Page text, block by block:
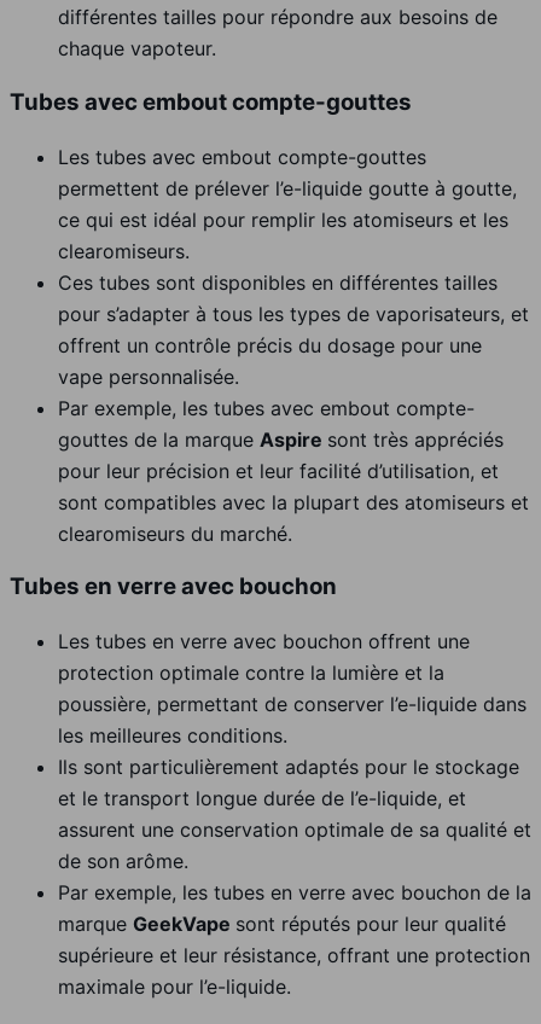
différentes tailles pour répondre aux besoins de
chaque vapoteur.
Tubes avec embout compte-gouttes
Les tubes avec embout compte-gouttes
permettent de prélever l’e-liquide goutte à goutte,
ce qui est idéal pour remplir les atomiseurs et les
clearomiseurs.
Ces tubes sont disponibles en différentes tailles
pour s’adapter à tous les types de vaporisateurs, et
offrent un contrôle précis du dosage pour une
vape personnalisée.
Par exemple, les tubes avec embout compte-
gouttes de la marque Aspire sont très appréciés
pour leur précision et leur facilité d’utilisation, et
sont compatibles avec la plupart des atomiseurs et
clearomiseurs du marché.
Tubes en verre avec bouchon
Les tubes en verre avec bouchon offrent une
protection optimale contre la lumière et la
poussière, permettant de conserver l’e-liquide dans
les meilleures conditions.
Ils sont particulièrement adaptés pour le stockage
et le transport longue durée de l’e-liquide, et
assurent une conservation optimale de sa qualité et
de son arôme.
Par exemple, les tubes en verre avec bouchon de la
marque GeekVape sont réputés pour leur qualité
supérieure et leur résistance, offrant une protection
maximale pour l’e-liquide.